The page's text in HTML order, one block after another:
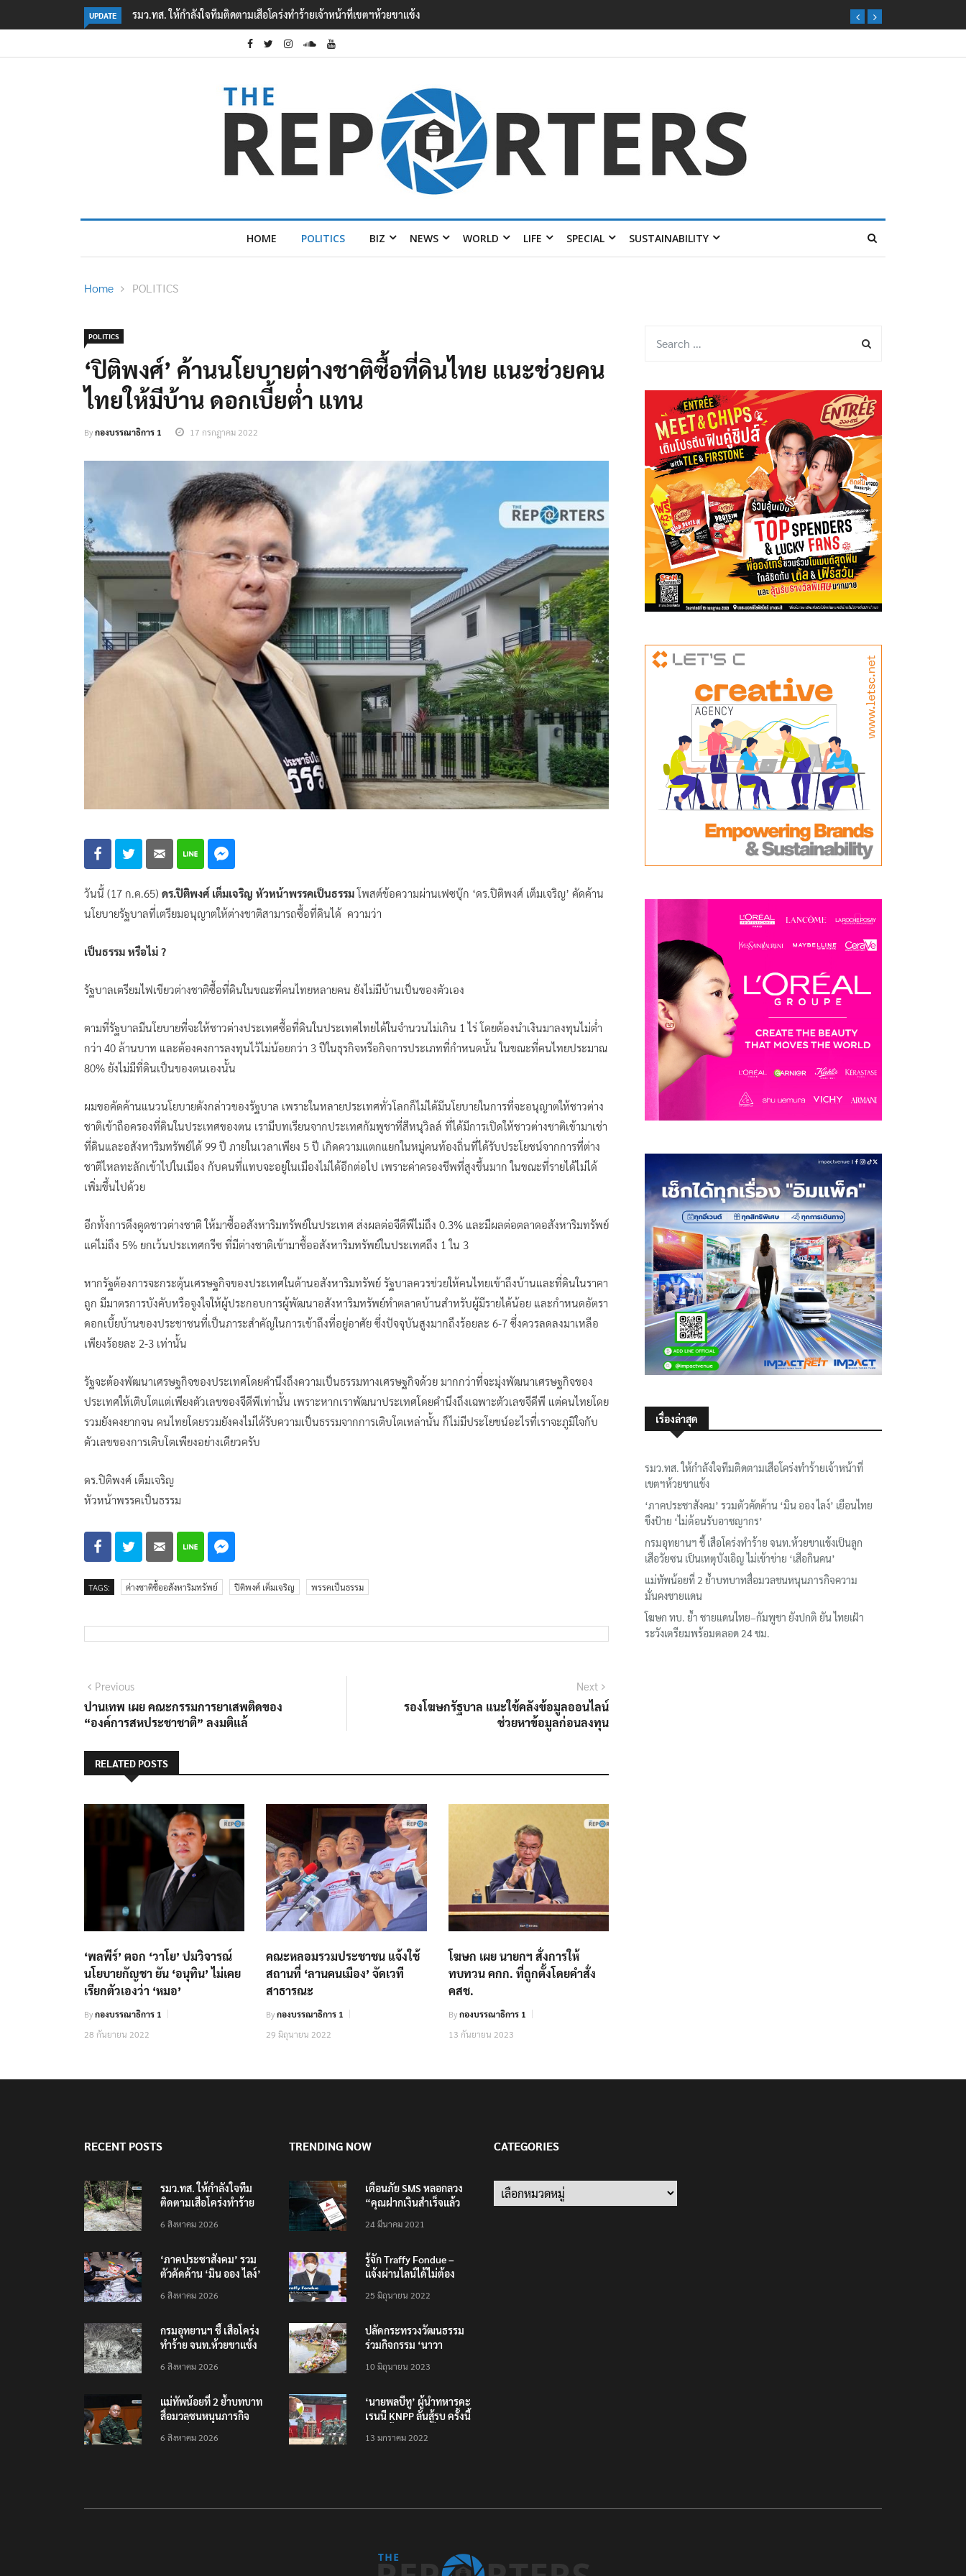
UPDATE ‘ภาคประชาสังคม’ รวมตัวคัดค้าน ‘มิน ออง ไลง์’ เยือนไทย ขึงป้าย ‘ไม่ต้อนรับอาชญากร’
HOME POLITICS BIZ NEWS WORLD LIFE SPECIAL SUSTAINABILITY
Home POLITICS
POLITICS
‘ปิติพงศ์’ ค้านนโยบายต่างชาติซื้อที่ดินไทย แนะช่วยคน
ไทยให้มีบ้าน ดอกเบี้ยต่ำ แทน
Byกองบรรณาธิการ 1 17 กรกฎาคม 2022
วันนี้ (17 ก.ค.65) ดร.ปิติพงศ์ เต็มเจริญ หัวหน้าพรรคเป็นธรรมโพสต์ข้อความผ่านเฟซบุ๊ก ‘ดร.ปิติพงศ์ เต็มเจริญ’ คัดค้าน
นโยบายรัฐบาลที่เตรียมอนุญาตให้ต่างชาติสามารถซื้อที่ดินได้ ความว่า
เป็นธรรม หรือไม่ ?
รัฐบาลเตรียมไฟเขียวต่างชาติซื้อที่ดินในขณะที่คนไทยหลายคน ยังไม่มีบ้านเป็นของตัวเอง
ตามที่รัฐบาลมีนโยบายที่จะให้ชาวต่างประเทศซื้อที่ดินในประเทศไทยได้ในจำนวนไม่เกิน 1 ไร่ โดยต้องนำเงินมาลงทุนไม่ต่ำ
กว่า 40 ล้านบาท และต้องคงการลงทุนไว้ไม่น้อยกว่า 3 ปีในธุรกิจหรือกิจการประเภทที่กำหนดนั้น ในขณะที่คนไทยประมาณ
80% ยังไม่มีที่ดินเป็นของตนเองนั้น
ผมขอคัดค้านแนวนโยบายดังกล่าวของรัฐบาล เพราะในหลายประเทศทั่วโลกก็ไม่ได้มีนโยบายในการที่จะอนุญาตให้ชาวต่าง
ชาติเข้าถือครองที่ดินในประเทศของตน เรามีบทเรียนจากประเทศกัมพูชาที่สีหนุวิลล์ ที่ได้มีการเปิดให้ชาวต่างชาติเข้ามาเช่า
ที่ดินและอสังหาริมทรัพย์ได้ 99 ปี ภายในเวลาเพียง 5 ปี เกิดความแตกแยกในหมู่คนท้องถิ่นที่ได้รับประโยชน์จากการที่ต่าง
ชาติไหลทะลักเข้าไปในเมือง กับคนที่แทบจะอยู่ในเมืองไม่ได้อีกต่อไป เพราะค่าครองชีพที่สูงขึ้นมาก ในขณะที่รายได้ไม่ได้
เพิ่มขึ้นไปด้วย
อีกทั้งการดึงดูดชาวต่างชาติ ให้มาซื้ออสังหาริมทรัพย์ในประเทศ ส่งผลต่อจีดีพีไม่ถึง 0.3% และมีผลต่อตลาดอสังหาริมทรัพย์
แค่ไม่ถึง 5% ยกเว้นประเทศกรีซ ที่มีต่างชาติเข้ามาซื้ออสังหาริมทรัพย์ในประเทศถึง 1 ใน 3
หากรัฐต้องการจะกระตุ้นเศรษฐกิจของประเทศในด้านอสังหาริมทรัพย์ รัฐบาลควรช่วยให้คนไทยเข้าถึงบ้านและที่ดินในราคา
ถูก มีมาตรการบังคับหรือจูงใจให้ผู้ประกอบการผู้พัฒนาอสังหาริมทรัพย์ทำตลาดบ้านสำหรับผู้มีรายได้น้อย และกำหนดอัตรา
ดอกเบี้ยบ้านของประชาชนที่เป็นภาระสำคัญในการเข้าถึงที่อยู่อาศัย ซึ่งปัจจุบันสูงมากถึงร้อยละ 6-7 ซึ่งควรลดลงมาเหลือ
เพียงร้อยละ 2-3 เท่านั้น
รัฐจะต้องพัฒนาเศรษฐกิจของประเทศโดยคำนึงถึงความเป็นธรรมทางเศรษฐกิจด้วย มากกว่าที่จะมุ่งพัฒนาเศรษฐกิจของ
ประเทศให้เติบโตแต่เพียงตัวเลขของจีดีพีเท่านั้น เพราะหากเราพัฒนาประเทศโดยคำนึงถึงเฉพาะตัวเลขจีดีพี แต่คนไทยโดย
รวมยังคงยากจน คนไทยโดยรวมยังคงไม่ได้รับความเป็นธรรมจากการเติบโตเหล่านั้น ก็ไม่มีประโยชน์อะไรที่เราจะภูมิใจกับ
ตัวเลขของการเติบโตเพียงอย่างเดียวครับ
ดร.ปิติพงศ์ เต็มเจริญ
หัวหน้าพรรคเป็นธรรม
TAGS: ต่างชาติซื้ออสังหาริมทรัพย์ ปิติพงศ์ เต็มเจริญ พรรคเป็นธรรม
แนะแนว
เรื่อง
PreviousPrevious
post:
ปานเทพ เผย คณะกรรมการยาเสพติดของ
“องค์การสหประชาชาติ” ลงมติแล้
Next
post:
รองโฆษกรัฐบาล แนะใช้คลังข้อมูลออนไลน์
ช่วยหาข้อมูลก่อนลงทุน
RELATED POSTS
‘พลพีร์’ ตอก ‘วาโย’ ปมวิจารณ์
นโยบายกัญชา ยัน ‘อนุทิน’ ไม่เคย
เรียกตัวเองว่า ‘หมอ’
Byกองบรรณาธิการ 1
28 กันยายน 2022
คณะหลอมรวมประชาชน แจ้งใช้
สถานที่ ‘ลานคนเมือง’ จัดเวที
สาธารณะ
Byกองบรรณาธิการ 1
29 มิถุนายน 2022
โฆษก เผย นายกฯ สั่งการให้
ทบทวน คกก. ที่ถูกตั้งโดยคำสั่ง
คสช.
Byกองบรรณาธิการ 1
13 กันยายน 2023
เรื่องล่าสุด
รมว.ทส. ให้กำลังใจทีมติดตามเสือโคร่งทำร้ายเจ้าหน้าที่
เขตฯห้วยขาแข้ง
‘ภาคประชาสังคม’ รวมตัวคัดค้าน ‘มิน ออง ไลง์’ เยือนไทย
ขึงป้าย ‘ไม่ต้อนรับอาชญากร’
กรมอุทยานฯ ชี้ เสือโคร่งทำร้าย จนท.ห้วยขาแข้งเป็นลูก
เสือวัยซน เป็นเหตุบังเอิญ ไม่เข้าข่าย ‘เสือกินคน’
แม่ทัพน้อยที่ 2 ย้ำบทบาทสื่อมวลชนหนุนภารกิจความ
มั่นคงชายแดน
โฆษก ทบ. ย้ำ ชายแดนไทย–กัมพูชา ยังปกติ ยัน ไทยเฝ้า
ระวังเตรียมพร้อมตลอด 24 ชม.
RECENT POSTS
รมว.ทส. ให้กำลังใจทีม
ติดตามเสือโคร่งทำร้าย
6 สิงหาคม 2026
‘ภาคประชาสังคม’ รวม
ตัวคัดค้าน ‘มิน ออง ไลง์’
ต้อนรับอาชญากร’
6 สิงหาคม 2026
กรมอุทยานฯ ชี้ เสือโคร่ง
ทำร้าย จนท.ห้วยขาแข้ง
บังเอิญ ไม่เข้าข่าย ‘เสือ
6 สิงหาคม 2026
แม่ทัพน้อยที่ 2 ย้ำบทบาท
สื่อมวลชนหนุนภารกิจ
6 สิงหาคม 2026
TRENDING NOW
เตือนภัย SMS หลอกลวง
“คุณฝากเงินสำเร็จแล้ว
200,000 บาท”
24 มีนาคม 2021
รู้จัก Traffy Fondue –
แจ้งผ่านไลน์ได้ไม่ต้อง
ทั่วไทย ไม่ใช่แค่ในกรุง
25 มิถุนายน 2022
ปลัดกระทรวงวัฒนธรรม
ร่วมกิจกรรม ‘นาวา
ตักบาตรทางน้ำ
10 มิถุนายน 2023
‘นายพลบีทู’ ผู้นำทหารคะ
เรนนี KNPP ลั่นสู้รบ ครั้งนี้
ประชาชนต้องชนะ
13 มกราคม 2022
CATEGORIES
Categories